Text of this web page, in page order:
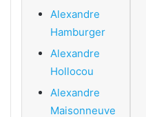
Alexandre
Hamburger
Alexandre
Hollocou
Alexandre
Maisonneuve